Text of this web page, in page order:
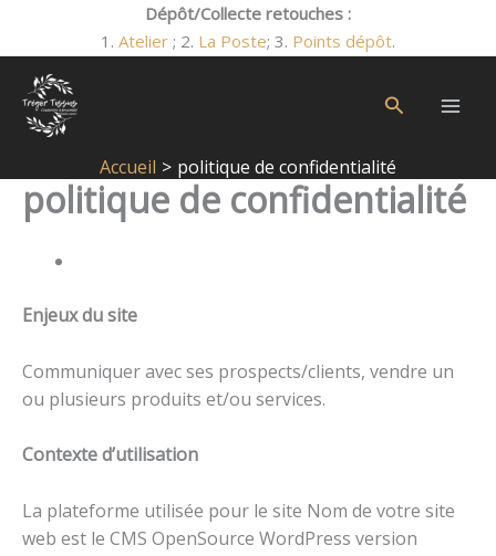
Dépôt/Collecte retouches :
1. Atelier ; 2. La Poste; 3. Points dépôt.
Rechercher
Accueil politique de confidentialité
politique de confidentialité
Enjeux du site
Communiquer avec ses prospects/clients, vendre un
ou plusieurs produits et/ou services.
Contexte d’utilisation
La plateforme utilisée pour le site Nom de votre site
web est le CMS OpenSource WordPress version